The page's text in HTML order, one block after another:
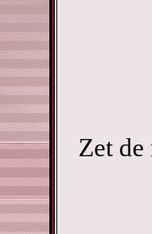
Zet